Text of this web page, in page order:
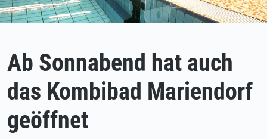
Ab Sonnabend hat auch
das Kombibad Mariendorf
geöffnet